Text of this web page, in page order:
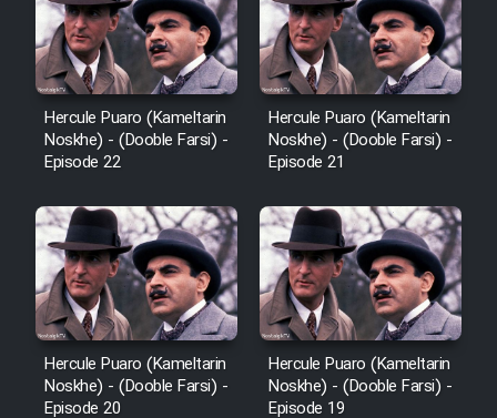
Hercule Puaro (Kameltarin
Noskhe) - (Dooble Farsi) -
Episode 22
Hercule Puaro (Kameltarin
Noskhe) - (Dooble Farsi) -
Episode 21
Hercule Puaro (Kameltarin
Noskhe) - (Dooble Farsi) -
Episode 20
Hercule Puaro (Kameltarin
Noskhe) - (Dooble Farsi) -
Episode 19